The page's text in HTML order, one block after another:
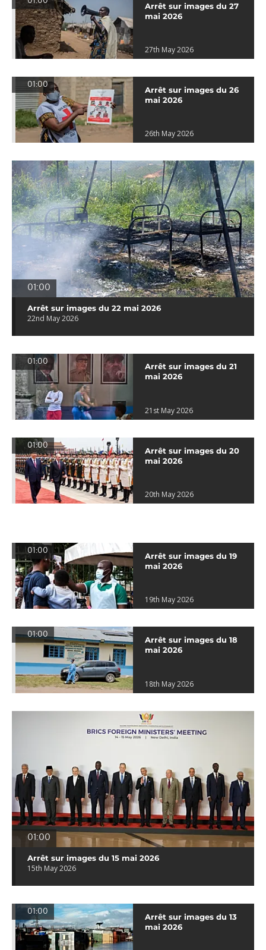
Arrêt sur images du 27
mai 2026
27th May 2026
01:00
Arrêt sur images du 26
mai 2026
26th May 2026
01:00
Arrêt sur images du 22 mai 2026
22nd May 2026
01:00
Arrêt sur images du 21
mai 2026
21st May 2026
01:00
Arrêt sur images du 20
mai 2026
20th May 2026
01:00
Arrêt sur images du 19
mai 2026
19th May 2026
01:00
Arrêt sur images du 18
mai 2026
18th May 2026
01:00
Arrêt sur images du 15 mai 2026
15th May 2026
01:00
Arrêt sur images du 13
mai 2026